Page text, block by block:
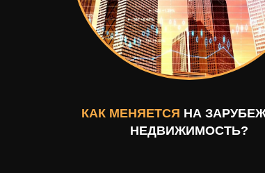
КАК МЕНЯЕТСЯ НА
НЕДВИЖИМОСТЬ?